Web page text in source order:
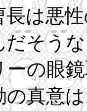
は悪
そう
ーの眼
真意